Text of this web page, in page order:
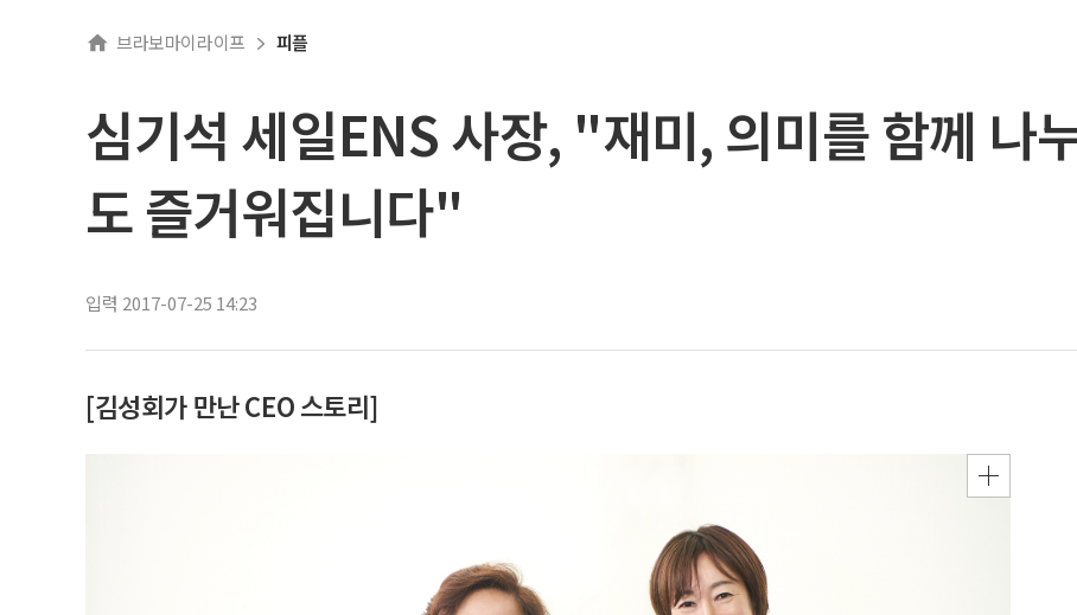
브라보마이라이프 피플
심기석 세일ENS 사장, "재미, 의미를 함께 나
도 즐거워집니다"
입력 2017-07-25 14:23
[김성회가 만난 CEO 스토리]